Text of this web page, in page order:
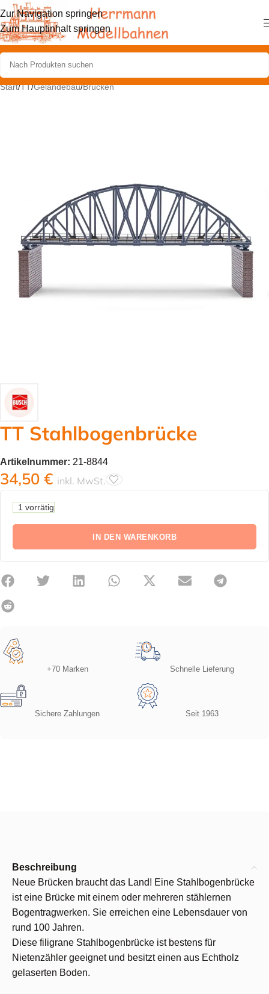
Zur Navigation springen
Zum Hauptinhalt springen
Start/TT/Geländebau/Brücken
TT Stahlbogenbrücke
Artikelnummer: 21-8844
34,50 € inkl. MwSt.
1 vorrätig
IN DEN WARENKORB
+70 Marken Schnelle Lieferung
Sichere Zahlungen Seit 1963
Beschreibung
Neue Brücken braucht das Land! Eine Stahlbogenbrücke
ist eine Brücke mit einem oder mehreren stählernen
Bogentragwerken. Sie erreichen eine Lebensdauer von
rund 100 Jahren.
Diese filigrane Stahlbogenbrücke ist bestens für
Nietenzähler geeignet und besitzt einen aus Echtholz
gelaserten Boden.